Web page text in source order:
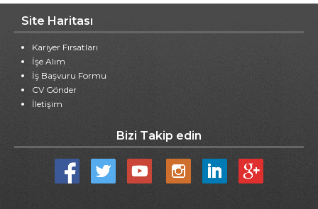
Site Haritası
Kariyer Fırsatları
İşe Alım
İş Başvuru Formu
CV Gönder
İletişim
Bizi Takip edin